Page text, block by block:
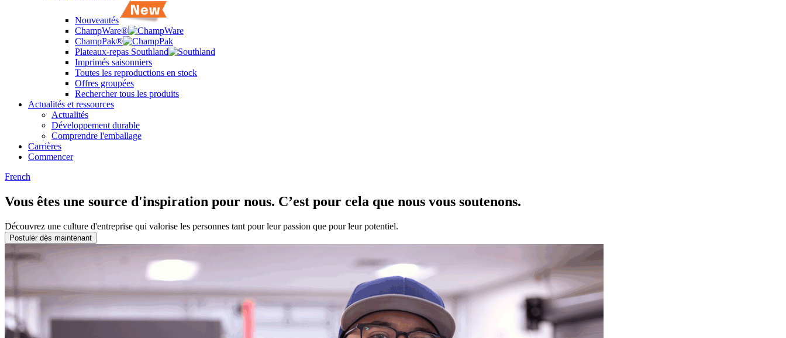
Nouveautés
ChampWare®
ChampPak®
Plateaux-repas Southland
Imprimés saisonniers
Toutes les reproductions en stock
Offres groupées
Rechercher tous les produits
Actualités et ressources
Actualités
Développement durable
Comprendre l'emballage
Carrières
Commencer
French
Vous êtes une source d'inspiration pour nous. C’est pour cela que nous vous soutenons.
Découvrez une culture d'entreprise qui valorise les personnes tant pour leur passion que pour leur potentiel.
Postuler dès maintenant